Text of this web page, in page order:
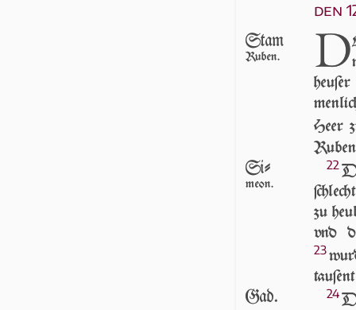
den
Stam
Ruben. D
Heer
Si-
meon.
22
zu
vnd
23
Gad. 24